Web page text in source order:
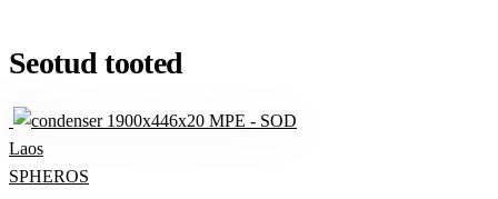
Seotud tooted
Laos
SPHEROS